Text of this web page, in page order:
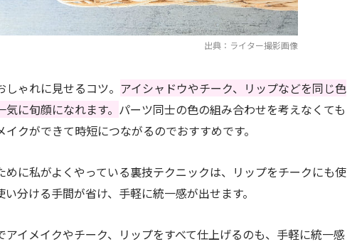
出典：ライター撮影画像
ゃれに見せるコツ。 アイシャドウやチーク、リップなどを同じ色
に旬顔になれます。 パーツ同士の色の組み合わせを考えなくても
クができて時短につながるのでおすすめです。
めに私がよくやっている裏技テクニックは、リップをチークにも使
分ける手間が省け、手軽に統一感が出せます。
アイメイクやチーク、リップをすべて仕上げるのも、手軽に統一感